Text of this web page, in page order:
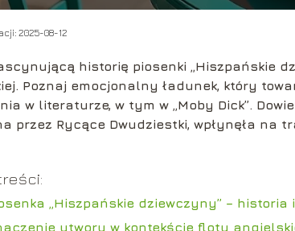
2025-08-12
historię piosenki „Hiszpańskie
Poznaj emocjonalny ładunek, który
w literaturze, w tym w „Moby Dick”.
przez Rycące Dwudziestki, wpłynęła na
„Hiszpańskie dziewczyny” – historia
utworu w kontekście floty